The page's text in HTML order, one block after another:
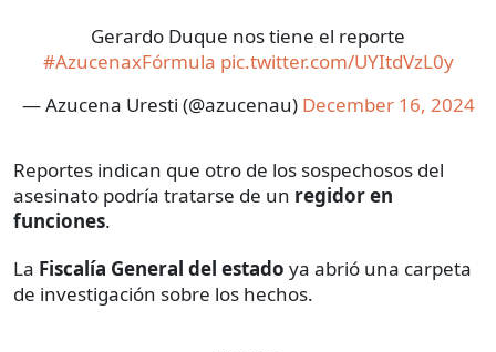
Gerardo Duque nos tiene el reporte
#AzucenaxFórmula pic.twitter.com/UYItdVzL0y
— Azucena Uresti (@azucenau) December 16, 2024
Reportes indican que otro de los sospechosos del
asesinato podría tratarse de un regidor en
funciones.
La Fiscalía General del estado ya abrió una carpeta
de investigación sobre los hechos.